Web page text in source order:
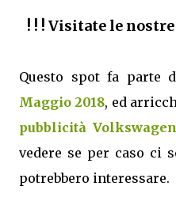
! ! ! Visitate le
Questo spot fa parte
Maggio 2018, ed
pubblicità Volkswagen
vedere se per caso ci
potrebbero interessare.